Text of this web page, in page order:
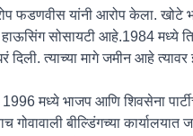
फडणवीस यांनी आरोप केला. खोटे
सोसायटी आहे.1984 मध्ये
दिली. त्याच्या मागे जमीन आहे
मध्ये भाजप आणि शिवसेना
बील्डिंगच्या